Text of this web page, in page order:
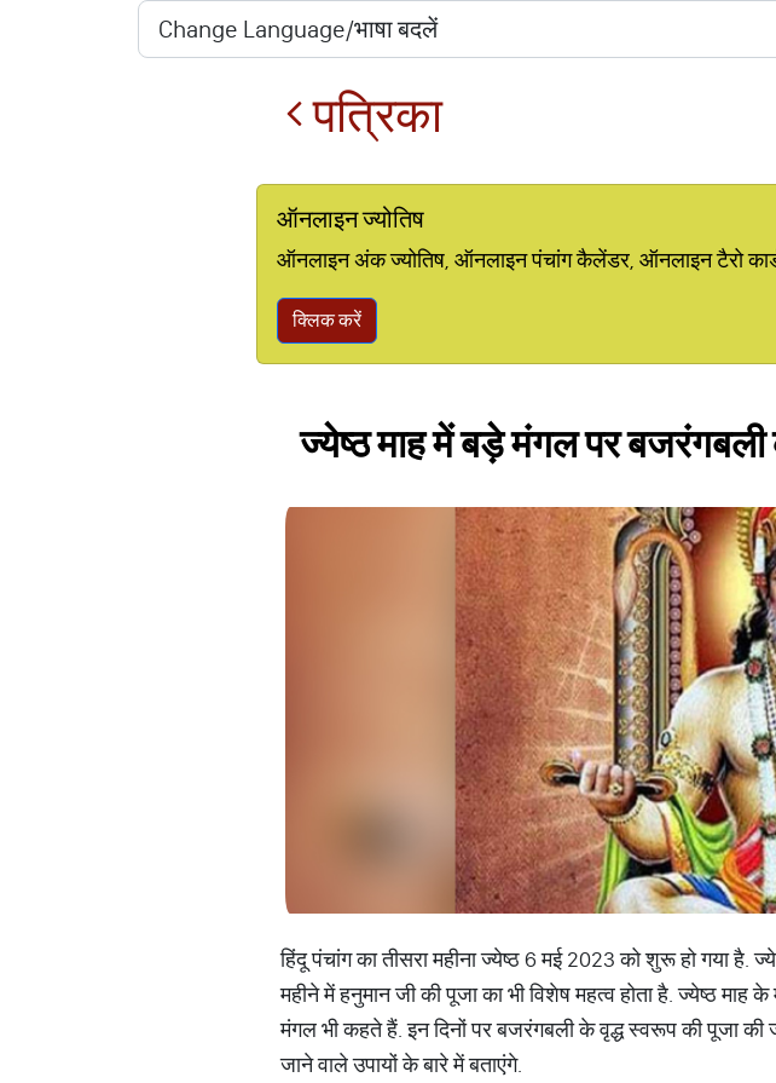
पत्रिका
ऑनलाइन ज्योतिष
ऑनलाइन अंक ज्योतिष, ऑनलाइन पंचांग कैलेंडर, ऑनलाइन टैरो
क्लिक करें
ज्येष्ठ माह में बड़े मंगल पर
हिंदू पंचांग का तीसरा महीना ज्येष्ठ 6 मई 2023 को शुरू हो गया है.
महीने में हनुमान जी की पूजा का भी विशेष महत्व होता है. ज्येष्ठ
मंगल भी कहते हैं. इन दिनों पर बजरंगबली के वृद्ध स्वरूप की पूजा
जाने वाले उपायों के बारे में बताएंगे.